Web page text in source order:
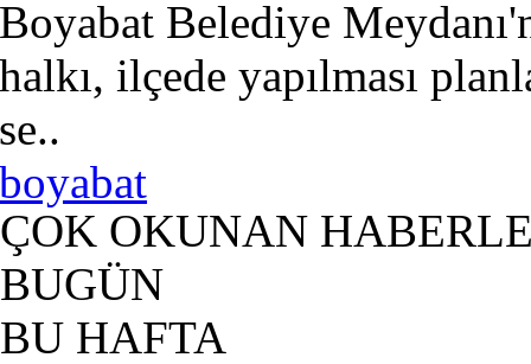
Boyabat Belediye
halkı, ilçede yapılması
se..
boyabat
ÇOK OKUNAN
BUGÜN
BU HAFTA